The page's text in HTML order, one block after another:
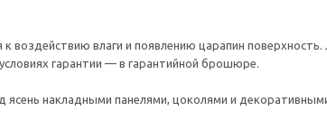
к воздействию влаги и появлению царапин
гарантии — в гарантийной брошюре.
накладными панелями, цоколями и